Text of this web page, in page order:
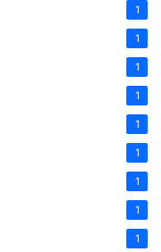
1
1
1
1
1
1
1
1
1